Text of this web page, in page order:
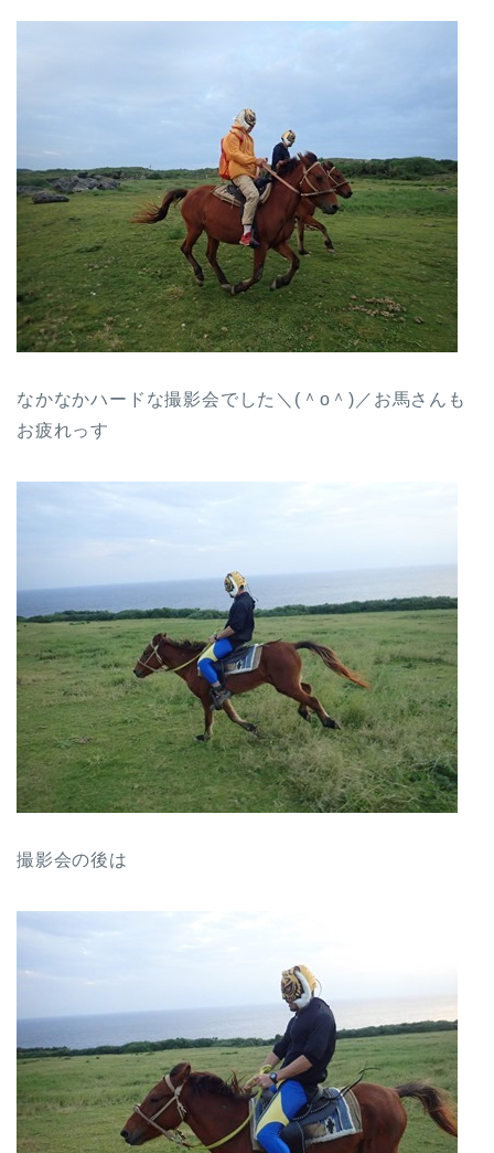
なかなかハードな撮影会でした＼(＾o＾)／お馬さんも
お疲れっす
撮影会の後は